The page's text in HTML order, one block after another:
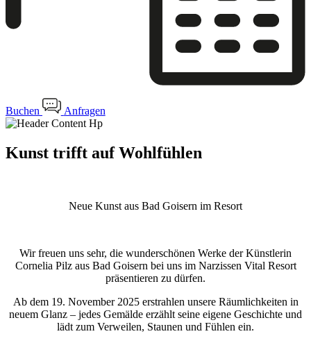
Buchen Anfragen
Kunst trifft auf Wohlfühlen
Neue Kunst aus Bad Goisern im Resort
Wir freuen uns sehr, die wunderschönen Werke der Künstlerin
Cornelia Pilz aus Bad Goisern bei uns im Narzissen Vital Resort
präsentieren zu dürfen.
Ab dem 19. November 2025 erstrahlen unsere Räumlichkeiten in
neuem Glanz – jedes Gemälde erzählt seine eigene Geschichte und
lädt zum Verweilen, Staunen und Fühlen ein.